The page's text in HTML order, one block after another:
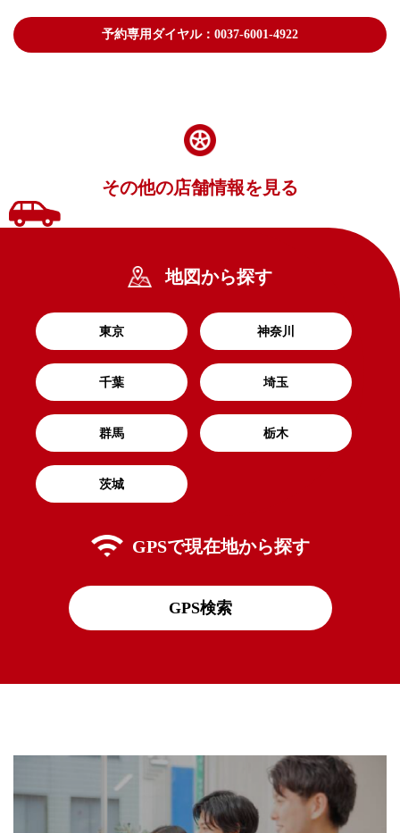
予約専用ダイヤル：0037-6001-4922
その他の店舗情報を見る
地図から探す
東京 神奈川
千葉 埼玉
群馬 栃木
茨城
GPSで現在地から探す
GPS検索